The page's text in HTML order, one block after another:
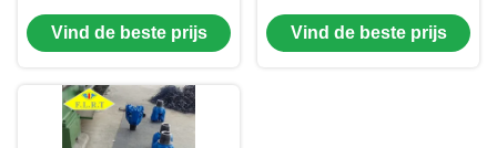
Tricone Beetje/Malen
Boor van de
FSA126G
Vind de beste prijs
Beetje/Gespoten
Beetje met Extra
Vind de beste prijs